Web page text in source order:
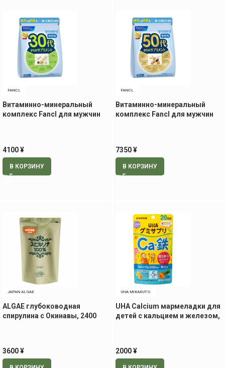
FANCL
Витаминно-минеральный
комплекс Fancl для мужчин
4100¥
В КОРЗИНУ
FANCL
Витаминно-минеральный
комплекс Fancl для мужчин
7350¥
В КОРЗИНУ
JAPAN ALGAE
ALGAE глубоководная
спирулина с Окинавы, 2400
3600¥
UHA MIKAKUTO
UHA Calcium мармеладки для
детей с кальцием и железом,
2000¥